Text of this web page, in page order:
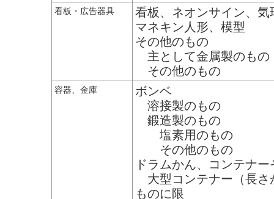
看板・広告器具
看板、ネオンサイン、気
マネキン人形、模型
その他のもの
主として金属製のもの
その他のもの
容器、金庫
ボンベ
溶接製のもの
鍛造製のもの
塩素用のもの
その他のもの
ドラムかん、コンテナ
大型コンテナー（長さ
ものに限